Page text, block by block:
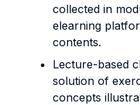
collected in
elearning
contents.
Lecture-based
solution of
concepts